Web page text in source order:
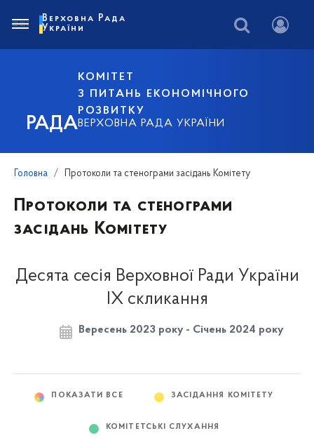
РАДА
КОМІТЕТ
З ПИТАНЬ ЕКОНОМІЧНОГО
РОЗВИТКУ
ВЕРХОВНА РАДА УКРАЇНИ
Верховна Рада
України
Головна Протоколи та стенограми засідань Комітету
Протоколи та стенограми
засідань Комітету
Десята сесія Верховної Ради України
IX скликання
Вересень 2023 року - Січень 2024 року
ПОКАЗАТИ ВСЕ ЗАСІДАННЯ КОМІТЕТУ
КОМІТЕТСЬКІ СЛУХАННЯ